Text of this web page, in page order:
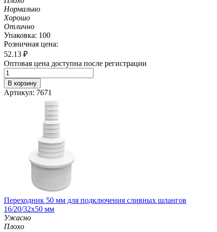
Нормально
Хорошо
Отлично
Упаковка: 100
Розничная цена:
52.13 ₽
Оптовая цена доступна после регистрации
В корзину
Артикул: 7671
Переходник 50 мм для подключения сливных шлангов
16/20/32х50 мм
Ужасно
Плохо